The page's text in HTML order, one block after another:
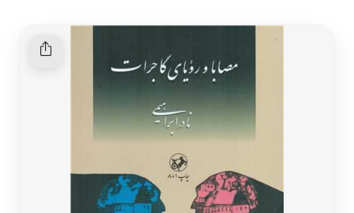
تاریخ و سیاست
ادبیات ایتالیا
ادبیات آمریکای لاتین
ادبیات آلمان
ادبیات ترکیه
ادبیات آسیا